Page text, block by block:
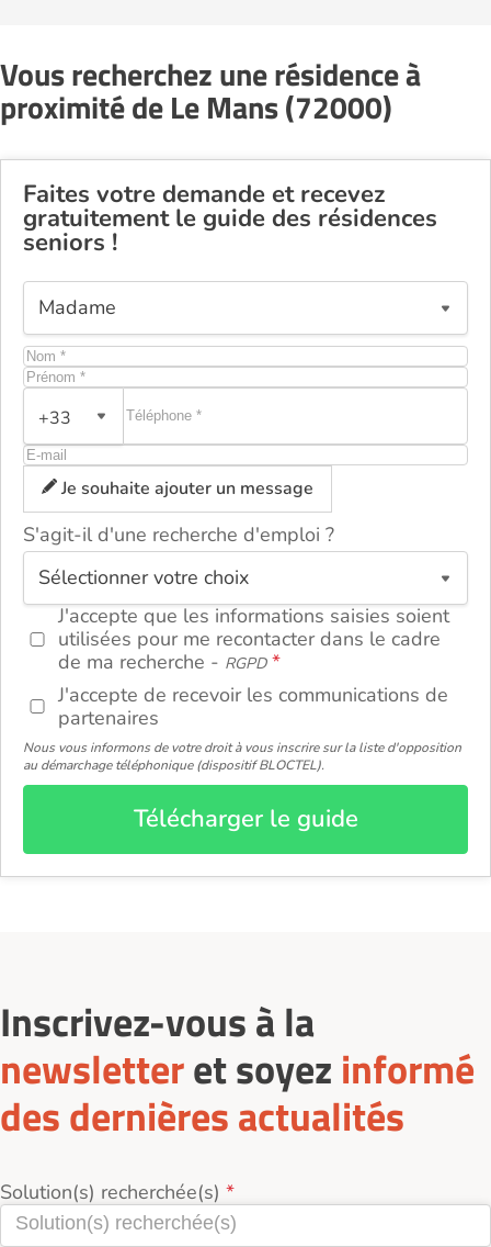
Vous recherchez une résidence à
proximité de Le Mans (72000)
Faites votre demande et recevez
gratuitement le guide des résidences
seniors !
+33
Je souhaite ajouter un message
S'agit-il d'une recherche d'emploi ?
J'accepte que les informations saisies soient
utilisées pour me recontacter dans le cadre
de ma recherche - RGPD
J'accepte de recevoir les communications de
partenaires
Nous vous informons de votre droit à vous inscrire sur la liste d'opposition
au démarchage téléphonique (dispositif BLOCTEL).
Télécharger le guide
ou
Inscrivez-vous à la
newsletteret soyez informé
des dernières actualités
Solution(s) recherchée(s)